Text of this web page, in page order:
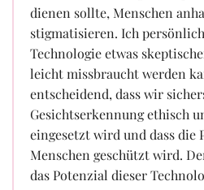
dienen sollte, Menschen
stigmatisieren. Ich
Technologie etwas
leicht missbraucht werden
entscheidend, dass wir
Gesichtserkennung ethisch
eingesetzt wird und dass die
Menschen geschützt wird.
das Potenzial dieser